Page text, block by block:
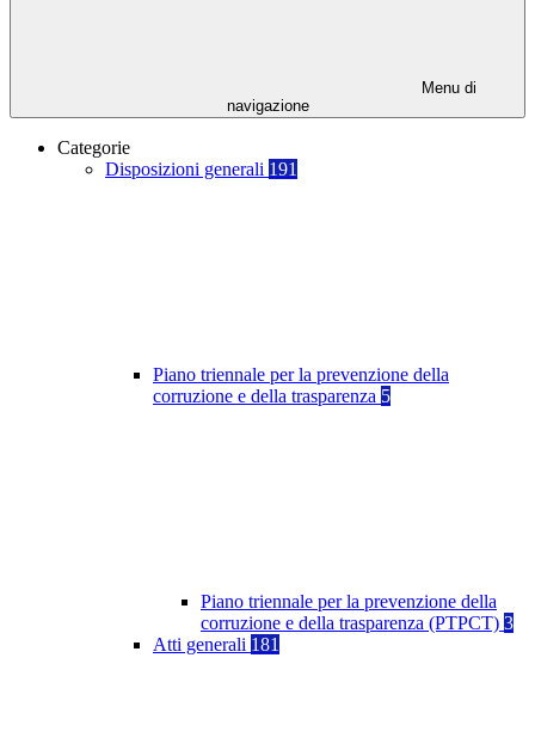
Menu di
navigazione
Categorie
Disposizioni generali 191
Piano triennale per la prevenzione della
corruzione e della trasparenza 5
Piano triennale per la prevenzione della
corruzione e della trasparenza (PTPCT) 3
Atti generali 181